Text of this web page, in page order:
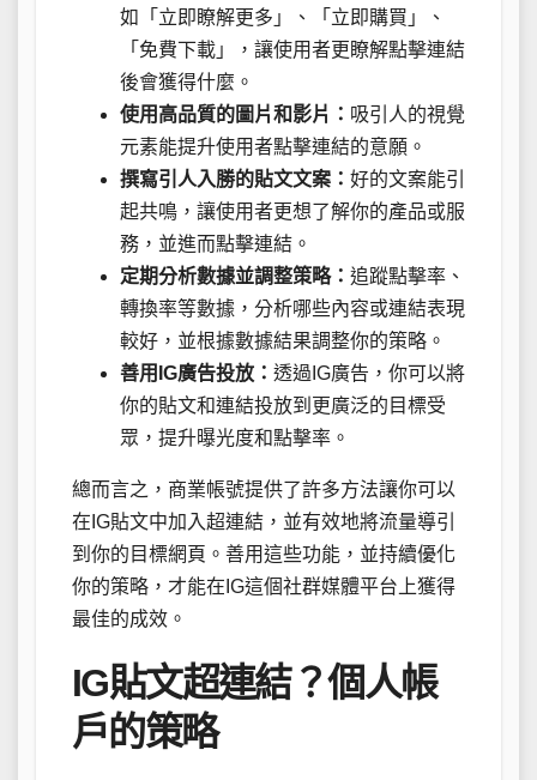
如「立即瞭解更多」、「立即購買」、
「免費下載」，讓使用者更瞭解點擊連結
後會獲得什麼。
使用高品質的圖片和影片： 吸引人的視覺
元素能提升使用者點擊連結的意願。
撰寫引人入勝的貼文文案： 好的文案能引
起共鳴，讓使用者更想了解你的產品或服
務，並進而點擊連結。
定期分析數據並調整策略： 追蹤點擊率、
轉換率等數據，分析哪些內容或連結表現
較好，並根據數據結果調整你的策略。
善用IG廣告投放： 透過IG廣告，你可以將
你的貼文和連結投放到更廣泛的目標受
眾，提升曝光度和點擊率。
總而言之，商業帳號提供了許多方法讓你可以
在IG貼文中加入超連結，並有效地將流量導引
到你的目標網頁。善用這些功能，並持續優化
你的策略，才能在IG這個社群媒體平台上獲得
最佳的成效。
IG貼文超連結？個人帳
戶的策略